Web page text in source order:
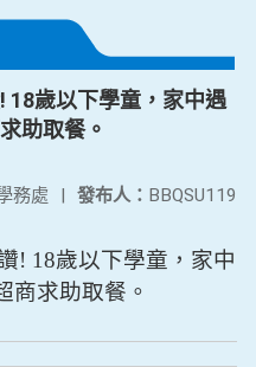
18歲以下學童，家中遇
助取餐。
發布人： BBQSU119
務處 |
! 18歲以下學童，家中
商求助取餐。